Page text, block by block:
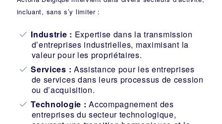
incluant, sans s’y limiter :
Industrie : Expertise dans la transmission
d’entreprises industrielles, maximisant la
valeur pour les propriétaires.
Services : Assistance pour les entreprises
de services dans leurs processus de cession
ou d’acquisition.
Technologie : Accompagnement des
entreprises du secteur technologique,